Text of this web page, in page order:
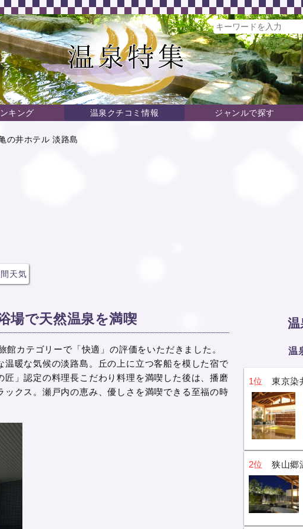
キング 温泉クチコミ情報 ジャンルで探す
の井ホテル 淡路島
天気
場で天然温泉を満喫
館カテゴリーで「快適」の評価をいただきました。
温暖な気候の淡路島。丘の上に立つ客船を模した宿で
」認定の料理長こだわり料理を満喫した後は、播磨
クス。瀬戸内の恵み、優しさを満喫できる至福の時
温
温
1位 東京染
2位 狭山郷